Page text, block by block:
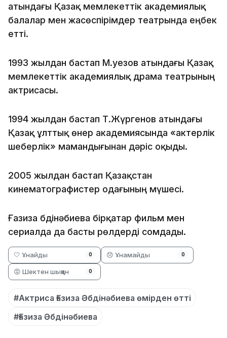
атындағы Қазақ мемлекеттік академиялық
балалар мен жасөспірімдер театрында еңбек
етті.
1993 жылдан бастап М.Әуезов атындағы Қазақ
мемлекеттік академиялық драма театрының
актрисасы.
1994 жылдан бастап Т.Жүргенов атындағы
Қазақ ұлттық өнер академиясында «актерлік
шеберлік» мамандығынан дәріс оқыды.
2005 жылдан бастап Қазақстан
кинематографистер одағының мүшесі.
Ғазиза Әбдінәбиева бірқатар фильм мен
сериалда да басты рөлдерді сомдады.
🤍 Ұнайды 0 😞 Ұнамайды 0
😡 Шектен шыққан 0
#Актриса Ғазиза Әбдінәбиева өмірден өтті
#Ғазиза Әбдінәбиева